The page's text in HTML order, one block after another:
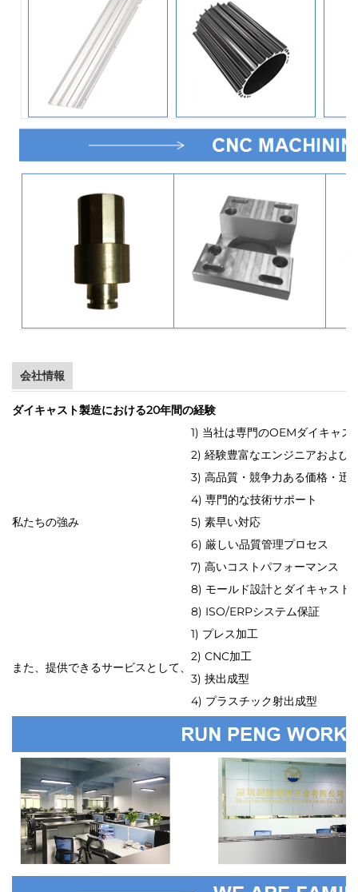
会社情報
ダイキャスト製造における20年間の経験
私たちの強み
1) 当社は専門のOEMダイキャス
2) 経験豊富なエンジニアおよび
3) 高品質・競争力ある価格・迅
4) 専門的な技術サポート
5) 素早い対応
6) 厳しい品質管理プロセス
7) 高いコストパフォーマンス
8) モールド設計とダイキャスト
8) ISO/ERPシステム保証
また、提供できるサービスとして、
1) プレス加工
2) CNC加工
3) 挟出成型
4) プラスチック射出成型